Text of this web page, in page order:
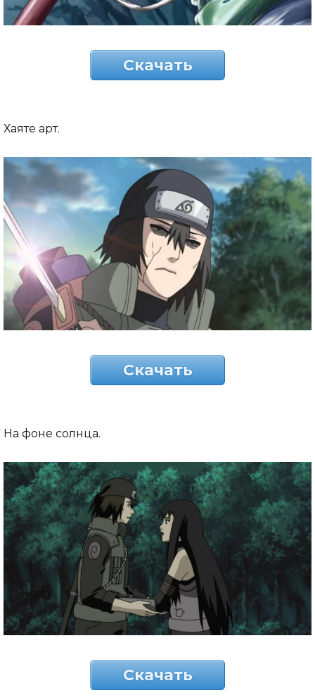
Скачать
Хаяте арт.
Скачать
На фоне солнца.
Скачать